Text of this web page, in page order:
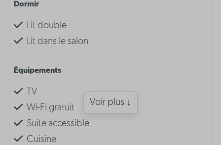
Dormir
Lit double
Lit dans le salon
Équipements
TV
Wi-Fi gratuit
Suite accessible
Cuisine
Voir plus ↓